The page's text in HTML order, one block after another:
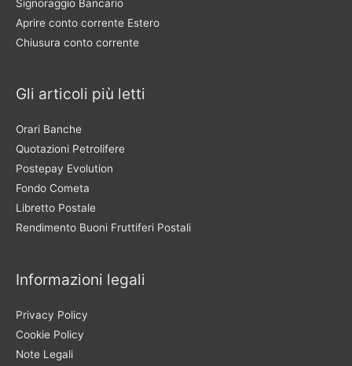
Signoraggio Bancario
Aprire conto corrente Estero
Chiusura conto corrente
Gli articoli più letti
Orari Banche
Quotazioni Petrolifere
Postepay Evolution
Fondo Cometa
Libretto Postale
Rendimento Buoni Fruttiferi Postali
Informazioni legali
Privacy Policy
Cookie Policy
Note Legali